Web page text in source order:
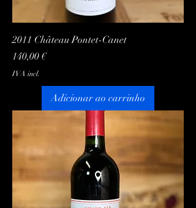
2011 Château Pontet-Canet
Preço
140,00 €
IVA incl.
Adicionar ao carrinho